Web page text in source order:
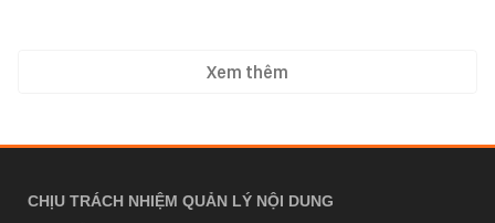
Xem thêm
CHỊU TRÁCH NHIỆM QUẢN LÝ NỘI DUNG